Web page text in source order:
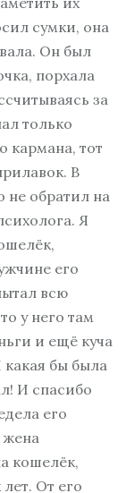
сумки, она
Он был
порхала
за
только
тот
В
не обратил на
Я
его
всю
у него там
и ещё куча
какая бы была
И спасибо
его
жена
кошелёк,
От его